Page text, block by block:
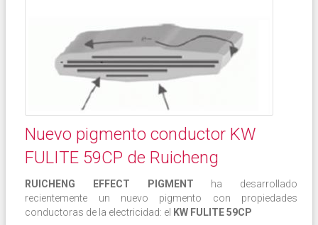
Nuevo pigmento conductor KW
FULITE 59CP de Ruicheng
RUICHENG EFFECT PIGMENT ha desarrollado
recientemente un nuevo pigmento con propiedades
conductoras de la electricidad: el KW FULITE 59CP